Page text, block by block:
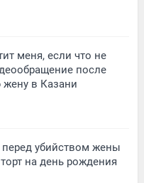
меня, если что не
после
жену в Казани
перед убийством жены
на день рождения